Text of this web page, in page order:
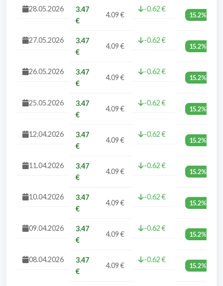
28.05.2026
3.47
€
4.09 €
-0.62 €
15.2%
27.05.2026
3.47
€
4.09 €
-0.62 €
15.2%
26.05.2026
3.47
€
4.09 €
-0.62 €
15.2%
25.05.2026
3.47
€
4.09 €
-0.62 €
15.2%
12.04.2026
3.47
€
4.09 €
-0.62 €
15.2%
11.04.2026
3.47
€
4.09 €
-0.62 €
15.2%
10.04.2026
3.47
€
4.09 €
-0.62 €
15.2%
09.04.2026
3.47
€
4.09 €
-0.62 €
15.2%
08.04.2026
3.47
€
4.09 €
-0.62 €
15.2%